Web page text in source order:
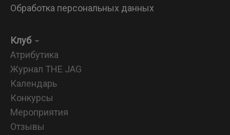
Обработка персональных данных
Клуб
Атрибутика
Журнал THE JAG
Календарь
Конкурсы
Мероприятия
Отзывы